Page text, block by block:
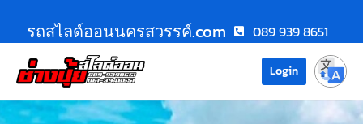
รถสไลด์ออนนครสวรรค์.com 089 939 8651
Login